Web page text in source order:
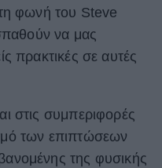
φωνή του Steve
να μας
πρακτικές σε αυτές
στις συμπεριφορές
των επιπτώσεων
της φυσικής